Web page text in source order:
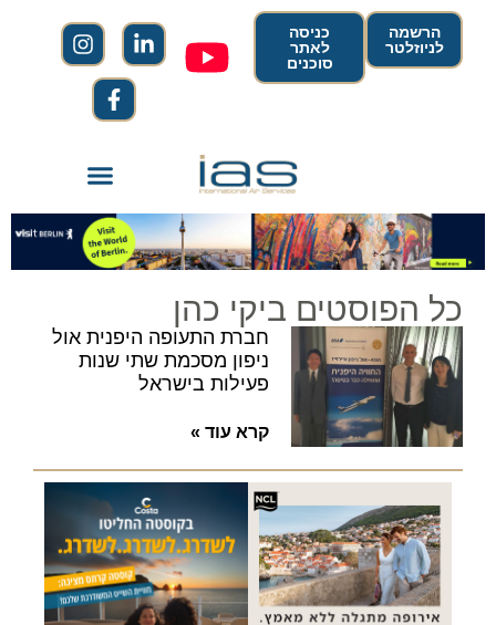
הרשמה
לניוזלטר
כניסה
לאתר
סוכנים
כל הפוסטים ביקי כהן
חברת התעופה היפנית אול
ניפון מסכמת שתי שנות
פעילות בישראל
קרא עוד »